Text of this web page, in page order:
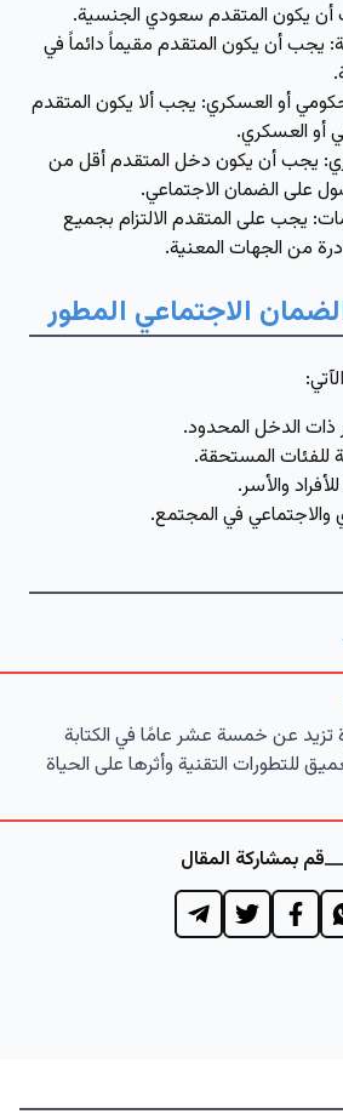
يكون المتقدم سعودي الجنسية.
يجب أن يكون المتقدم مقيماً دائماً في
أو العسكري: يجب ألا يكون المتقدم
أو العسكري.
يجب أن يكون دخل المتقدم أقل من
على الضمان الاجتماعي.
يجب على المتقدم الالتزام بجميع
من الجهات المعنية.
الاجتماعي المطور
ذات الدخل المحدود.
المستحقة.
والأسر.
والاجتماعي في المجتمع.
تزيد عن خمسة عشر عامًا في الكتابة
للتطورات التقنية وأثرها على الحياة
قم بمشاركة المقال